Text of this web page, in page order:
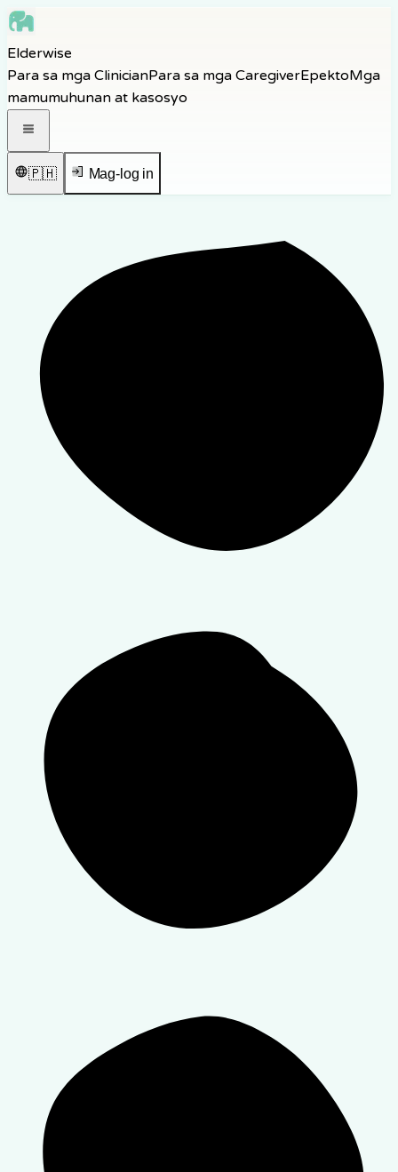
Skip to navigation
Skip to footer
Elderwise
Para sa mga ClinicianPara sa mga CaregiverEpektoMga
mamumuhunan at kasosyo
🇵🇭 Mag-log in